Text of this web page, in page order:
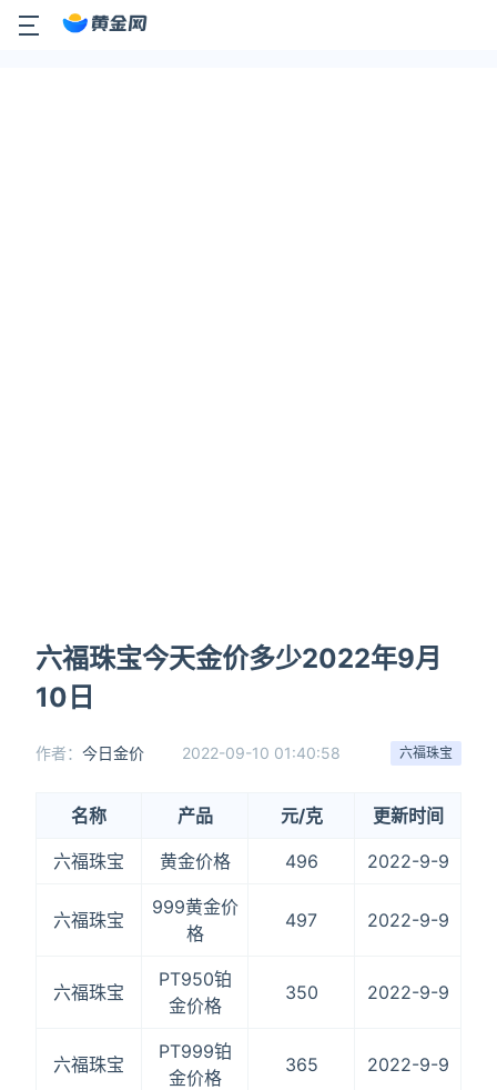
六福珠宝今天金价多少2022年9月
10日
六福珠宝
作者： 今日金价 2022-09-10 01:40:58
名称 产品 元/克 更新时间
六福珠宝 黄金价格 496 2022-9-9
六福珠宝
999黄金价
格
497 2022-9-9
六福珠宝
PT950铂
金价格
350 2022-9-9
六福珠宝
PT999铂
金价格
365 2022-9-9